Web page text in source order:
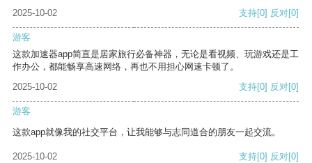
2025-10-02 支持[0] 反对[0]
游客
这款加速器app简直是居家旅行必备神器，无论是看视频、玩游戏还是工
作办公，都能畅享高速网络，再也不用担心网速卡顿了。
2025-10-02
支持[0] 反对[0]
游客
这款app就像我的社交平台，让我能够与志同道合的朋友一起交流。
2025-10-02 支持[0] 反对[0]